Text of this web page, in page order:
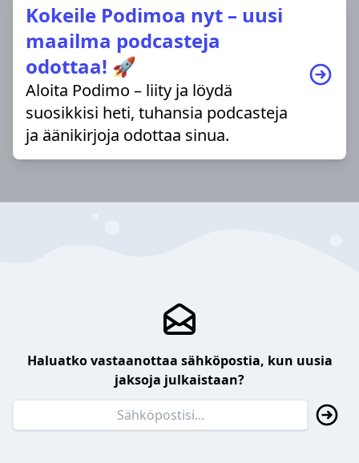
Kokeile Podimoa nyt – uusi
maailma podcasteja
odottaa! 🚀
Aloita Podimo – liity ja löydä
suosikkisi heti, tuhansia podcasteja
ja äänikirjoja odottaa sinua.
Haluatko vastaanottaa sähköpostia, kun uusia
jaksoja julkaistaan?